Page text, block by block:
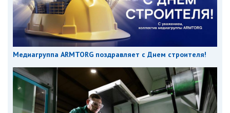
Медиагруппа ARMTORG поздравляет с Днем строителя!